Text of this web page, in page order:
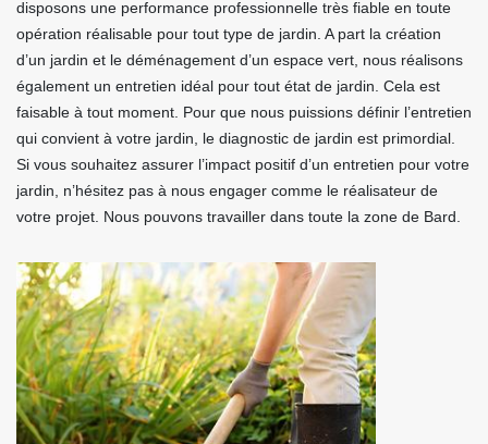
disposons une performance professionnelle très fiable en toute
opération réalisable pour tout type de jardin. A part la création
d’un jardin et le déménagement d’un espace vert, nous réalisons
également un entretien idéal pour tout état de jardin. Cela est
faisable à tout moment. Pour que nous puissions définir l’entretien
qui convient à votre jardin, le diagnostic de jardin est primordial.
Si vous souhaitez assurer l’impact positif d’un entretien pour votre
jardin, n’hésitez pas à nous engager comme le réalisateur de
votre projet. Nous pouvons travailler dans toute la zone de Bard.